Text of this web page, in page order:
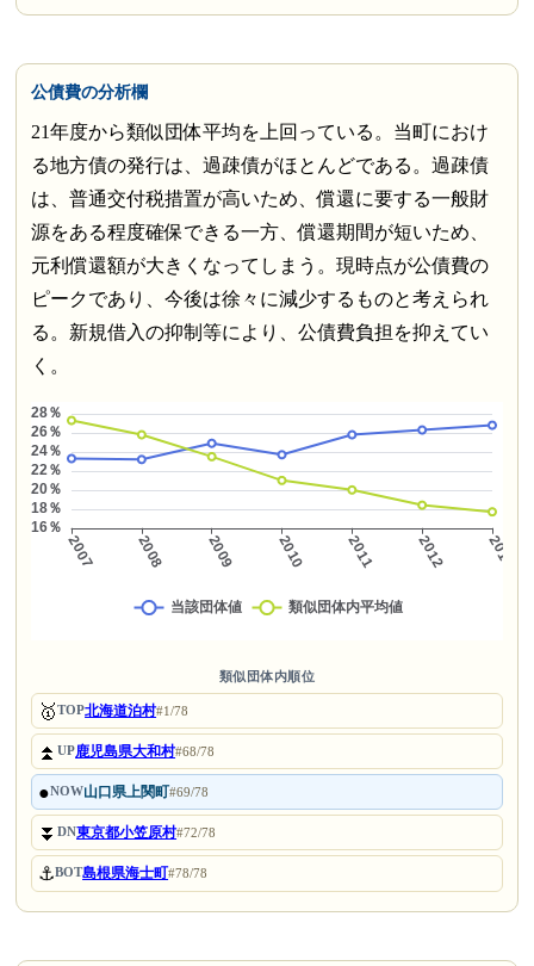
公債費の分析欄
21年度から類似団体平均を上回っている。当町におけ
る地方債の発行は、過疎債がほとんどである。過疎債
は、普通交付税措置が高いため、償還に要する一般財
源をある程度確保できる一方、償還期間が短いため、
元利償還額が大きくなってしまう。現時点が公債費の
ピークであり、今後は徐々に減少するものと考えられ
る。新規借入の抑制等により、公債費負担を抑えてい
く。
類似団体内順位
🥇TOP北海道泊村#1/78
⏫UP鹿児島県大和村#68/78
●NOW山口県上関町#69/78
⏬DN東京都小笠原村#72/78
⚓BOT島根県海士町#78/78